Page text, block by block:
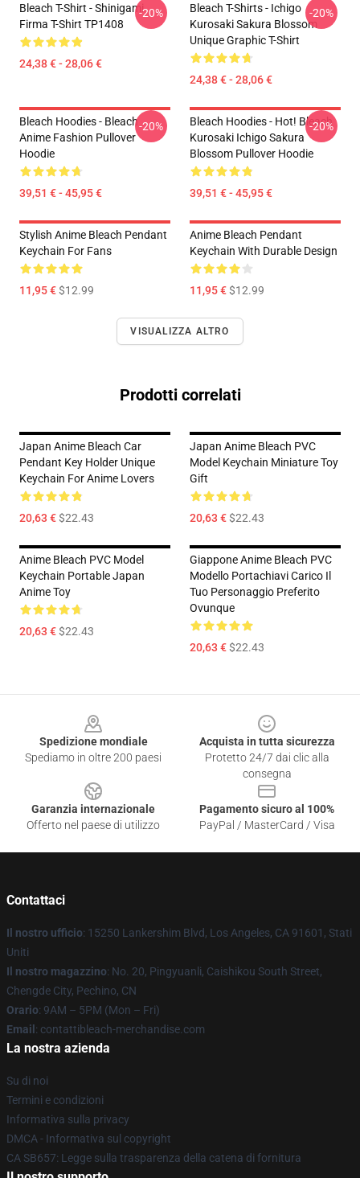
Bleach T-Shirt - Shinigami
Firma T-Shirt TP1408
24,38 € - 28,06 €
-20%
Bleach T-Shirts - Ichigo
Kurosaki Sakura Blossom
Unique Graphic T-Shirt
24,38 € - 28,06 €
-20%
Bleach Hoodies - Bleach
Anime Fashion Pullover
Hoodie
39,51 € - 45,95 €
-20%
Bleach Hoodies - Hot! Bleach
Kurosaki Ichigo Sakura
Blossom Pullover Hoodie
39,51 € - 45,95 €
-20%
Stylish Anime Bleach Pendant
Keychain For Fans
11,95 €$12.99
Anime Bleach Pendant
Keychain With Durable Design
11,95 €$12.99
VISUALIZZA ALTRO
Prodotti correlati
Japan Anime Bleach Car
Pendant Key Holder Unique
Keychain For Anime Lovers
20,63 €$22.43
Japan Anime Bleach PVC
Model Keychain Miniature Toy
Gift
20,63 €$22.43
Anime Bleach PVC Model
Keychain Portable Japan
Anime Toy
20,63 €$22.43
Giappone Anime Bleach PVC
Modello Portachiavi Carico Il
Tuo Personaggio Preferito
Ovunque
20,63 €$22.43
Spedizione mondiale
Spediamo in oltre 200 paesi
Acquista in tutta sicurezza
Protetto 24/7 dai clic alla
consegna
Garanzia internazionale
Offerto nel paese di utilizzo
Pagamento sicuro al 100%
PayPal / MasterCard / Visa
Contattaci
Il nostro ufficio: 15250 Lankershim Blvd, Los Angeles, CA 91601, Stati
Uniti
Il nostro magazzino: No. 20, Pingyuanli, Caishikou South Street,
Chengde City, Pechino, CN
Orario: 9AM – 5PM (Mon – Fri)
Email : contattibleach-merchandise.com
La nostra azienda
Su di noi
Termini e condizioni
Informativa sulla privacy
DMCA - Informativa sul copyright
CA SB657: Legge sulla trasparenza della catena di fornitura